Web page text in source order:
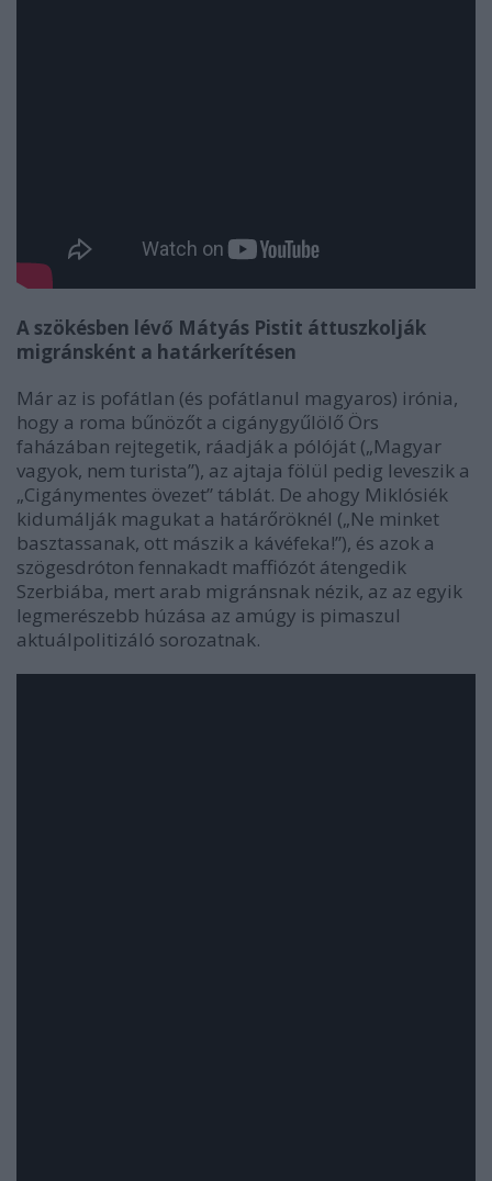
A szökésben lévő Mátyás Pistit áttuszkolják
migránsként a határkerítésen
Már az is pofátlan (és pofátlanul magyaros) irónia,
hogy a roma bűnözőt a cigánygyűlölő Örs
faházában rejtegetik, ráadják a pólóját („Magyar
vagyok, nem turista”), az ajtaja fölül pedig leveszik a
„Cigánymentes övezet” táblát. De ahogy Miklósiék
kidumálják magukat a határőröknél („Ne minket
basztassanak, ott mászik a kávéfeka!”), és azok a
szögesdróton fennakadt maffiózót átengedik
Szerbiába, mert arab migránsnak nézik, az az egyik
legmerészebb húzása az amúgy is pimaszul
aktuálpolitizáló sorozatnak.